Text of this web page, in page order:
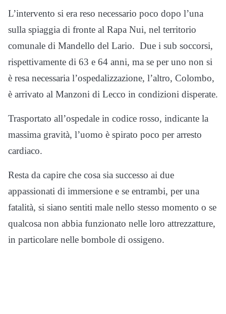
L’intervento si era reso necessario poco dopo l’una
sulla spiaggia di fronte al Rapa Nui, nel territorio
comunale di Mandello del Lario. Due i sub soccorsi,
rispettivamente di 63 e 64 anni, ma se per uno non si
è resa necessaria l’ospedalizzazione, l’altro, Colombo,
è arrivato al Manzoni di Lecco in condizioni disperate.
Trasportato all’ospedale in codice rosso, indicante la
massima gravità, l’uomo è spirato poco per arresto
cardiaco.
Resta da capire che cosa sia successo ai due
appassionati di immersione e se entrambi, per una
fatalità, si siano sentiti male nello stesso momento o se
qualcosa non abbia funzionato nelle loro attrezzatture,
in particolare nelle bombole di ossigeno.